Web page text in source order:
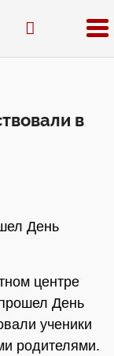
в
День
центре
День
ученики
родителями.